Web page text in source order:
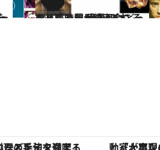
2020.5.9
おうち時間が続く今こそチャレンジ 世界観にどっぷり浸る長尺映画5本
カルチャー